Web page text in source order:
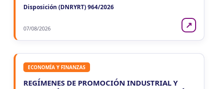
Disposición (DNRYRT) 964/2026
07/08/2026 ↗
ECONOMÍA Y FINANZAS
REGÍMENES DE PROMOCIÓN INDUSTRIAL Y